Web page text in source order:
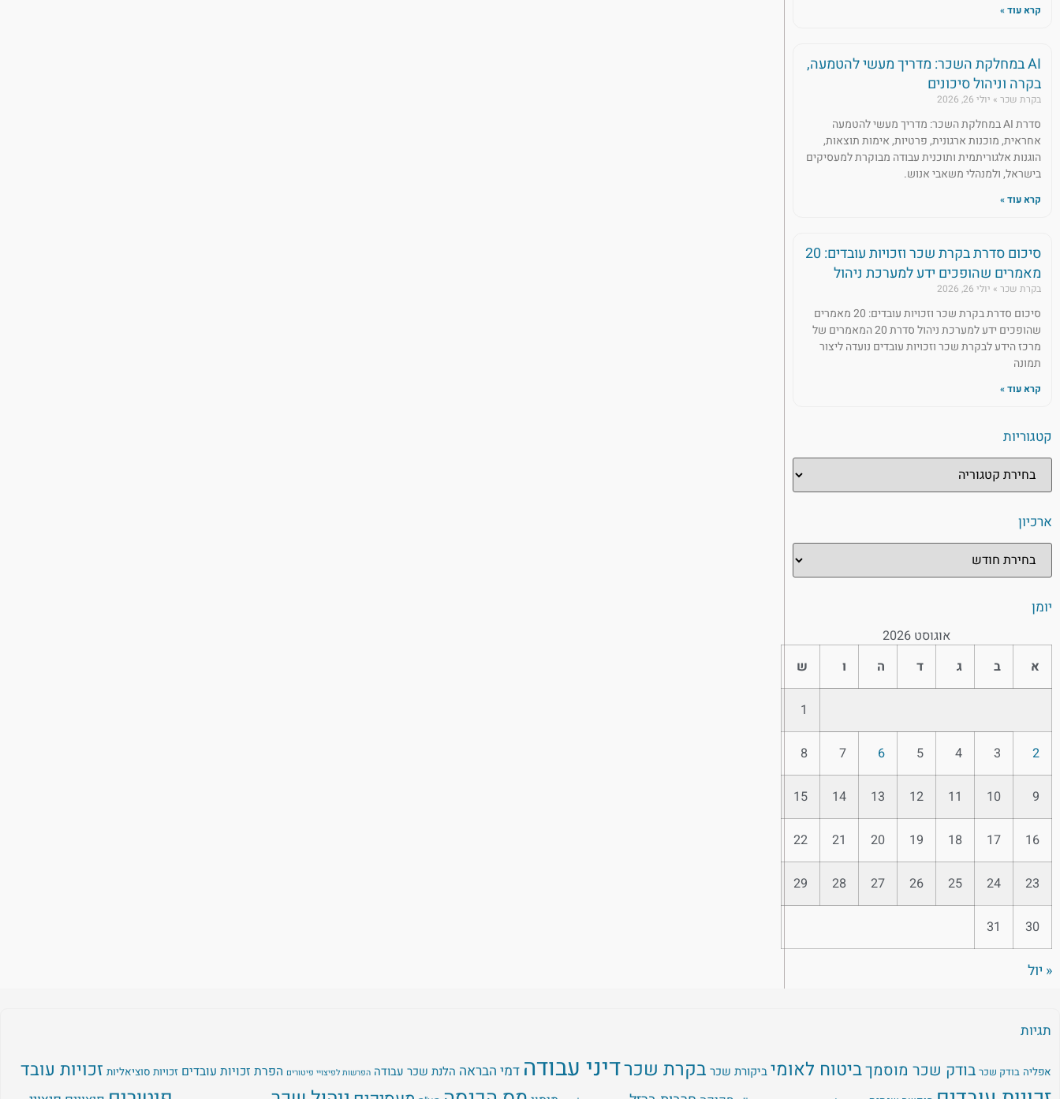
קרא עוד »
AI במחלקת השכר: מדריך מעשי להטמעה,
בקרה וניהול סיכונים
בקרת שכר יולי 26, 2026
סדרת AI במחלקת השכר: מדריך מעשי להטמעה
אחראית, מוכנות ארגונית, פרטיות, אימות תוצאות,
הוגנות אלגוריתמית ותוכנית עבודה מבוקרת למעסיקים
בישראל, ולמנהלי משאבי אנוש.
קרא עוד »
סיכום סדרת בקרת שכר וזכויות עובדים: 20
מאמרים שהופכים ידע למערכת ניהול
בקרת שכר יולי 26, 2026
סיכום סדרת בקרת שכר וזכויות עובדים: 20 מאמרים
שהופכים ידע למערכת ניהול סדרת 20 המאמרים של
מרכז הידע לבקרת שכר וזכויות עובדים נועדה ליצור
תמונה
קרא עוד »
קטגוריות
ארכיון
יומן
אוגוסט 2026
א
ב ג ד ה ו ש
1
2
3
4
5
6
7
8
9
10
11
12
13
14
15
16
17
18
19
20
21
22
23
24
25
26
27
28
29
30
31
« יול
תגיות
אפליה בודק שכר בודק שכר מוסמךביטוח לאומיביקורת שכר בקרת שכרדיני עבודה דמי הבראה הלנת שכר עבודה הפרשות לפיצויי פיטורים הפרת זכויות עובדים זכויות סוציאליות זכויות עובד